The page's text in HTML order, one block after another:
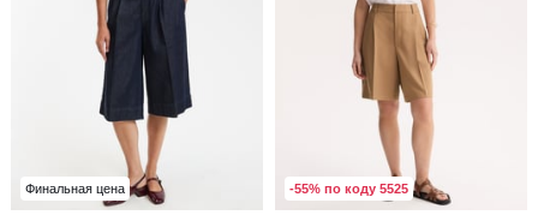
Финальная цена -55% по коду 5525